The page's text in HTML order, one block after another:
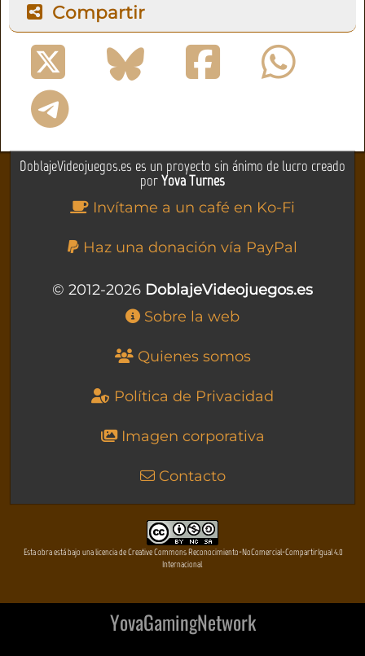
Compartir
DoblajeVideojuegos.es es un proyecto sin ánimo de lucro creado
porYova Turnes
Invítame a un café en Ko-Fi
Haz una donación vía PayPal
© 2012-2026 DoblajeVideojuegos.es
Sobre la web
Quienes somos
Política de Privacidad
Imagen corporativa
Contacto
Esta obra está bajo una licencia de Creative Commons Reconocimiento-NoComercial-CompartirIgual 4.0
Internacional
YovaGamingNetwork